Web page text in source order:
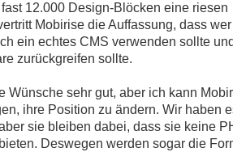
12.000 Design-Blöcken eine riesen
Mobirise die Auffassung, dass
ein echtes CMS verwenden sollte
zurückgreifen sollte.
Wünsche sehr gut, aber ich kann
ihre Position zu ändern. Wir haben
sie bleiben dabei, dass sie keine
Deswegen werden sogar die